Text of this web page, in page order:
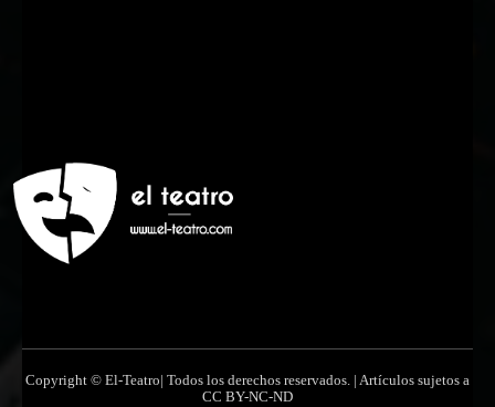
Copyright © El-Teatro| Todos los derechos reservados. | Artículos sujetos a
CC BY-NC-ND